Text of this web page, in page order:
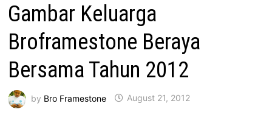
Gambar Keluarga
Broframestone Beraya
Bersama Tahun 2012
by Bro Framestone August 21, 2012